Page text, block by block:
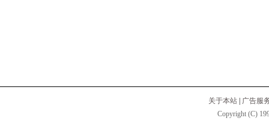
关于本站
广告服
Copyright (C)